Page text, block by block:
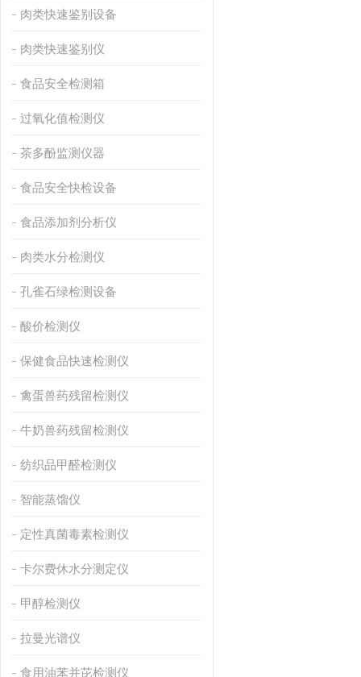
肉类快速鉴别设备
肉类快速鉴别仪
食品安全检测箱
过氧化值检测仪
茶多酚监测仪器
食品安全快检设备
食品添加剂分析仪
肉类水分检测仪
孔雀石绿检测设备
酸价检测仪
保健食品快速检测仪
禽蛋兽药残留检测仪
牛奶兽药残留检测仪
纺织品甲醛检测仪
智能蒸馏仪
定性真菌毒素检测仪
卡尔费休水分测定仪
甲醇检测仪
拉曼光谱仪
食用油苯并芘检测仪